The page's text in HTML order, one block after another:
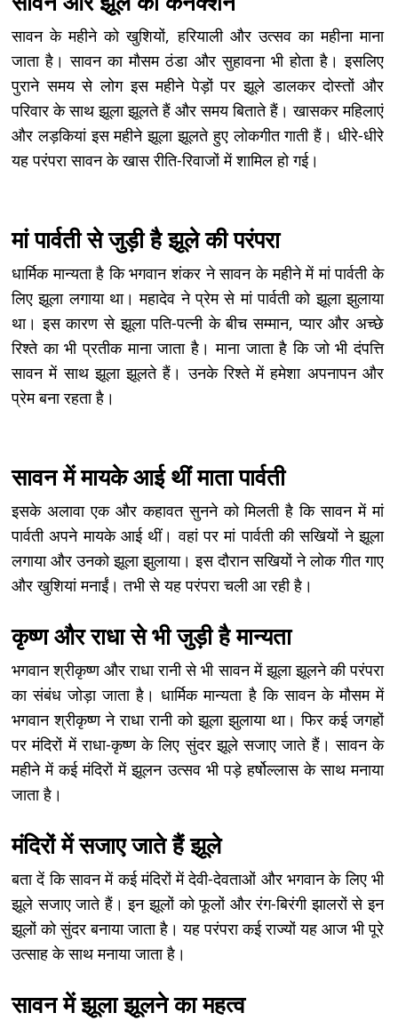
सावन के महीने को खुशियों, हरियाली और उत्सव का महीना माना
जाता है। सावन का मौसम ठंडा और सुहावना भी होता है। इसलिए
पुराने समय से लोग इस महीने पेड़ों पर झूले डालकर दोस्तों और
परिवार के साथ झूला झूलते हैं और समय बिताते हैं। खासकर महिलाएं
और लड़कियां इस महीने झूला झूलते हुए लोकगीत गाती हैं। धीरे-धीरे
यह परंपरा सावन के खास रीति-रिवाजों में शामिल हो गई।
मां पार्वती से जुड़ी है झूले की परंपरा
धार्मिक मान्यता है कि भगवान शंकर ने सावन के महीने में मां पार्वती के
लिए झूला लगाया था। महादेव ने प्रेम से मां पार्वती को झूला झुलाया
था। इस कारण से झूला पति-पत्नी के बीच सम्मान, प्यार और अच्छे
रिश्ते का भी प्रतीक माना जाता है। माना जाता है कि जो भी दंपत्ति
सावन में साथ झूला झूलते हैं। उनके रिश्ते में हमेशा अपनापन और
प्रेम बना रहता है।
सावन में मायके आई थीं माता पार्वती
इसके अलावा एक और कहावत सुनने को मिलती है कि सावन में मां
पार्वती अपने मायके आई थीं। वहां पर मां पार्वती की सखियों ने झूला
लगाया और उनको झूला झुलाया। इस दौरान सखियों ने लोक गीत गाए
और खुशियां मनाईं। तभी से यह परंपरा चली आ रही है।
कृष्ण और राधा से भी जुड़ी है मान्यता
भगवान श्रीकृष्ण और राधा रानी से भी सावन में झूला झूलने की परंपरा
का संबंध जोड़ा जाता है। धार्मिक मान्यता है कि सावन के मौसम में
भगवान श्रीकृष्ण ने राधा रानी को झूला झुलाया था। फिर कई जगहों
पर मंदिरों में राधा-कृष्ण के लिए सुंदर झूले सजाए जाते हैं। सावन के
महीने में कई मंदिरों में झूलन उत्सव भी पड़े हर्षोल्लास के साथ मनाया
जाता है।
मंदिरों में सजाए जाते हैं झूले
बता दें कि सावन में कई मंदिरों में देवी-देवताओं और भगवान के लिए भी
झूले सजाए जाते हैं। इन झूलों को फूलों और रंग-बिरंगी झालरों से इन
झूलों को सुंदर बनाया जाता है। यह परंपरा कई राज्यों यह आज भी पूरे
उत्साह के साथ मनाया जाता है।
सावन में झूला झूलने का महत्व